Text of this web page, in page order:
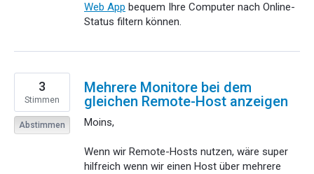
Web App bequem Ihre Computer nach Online-
Status filtern können.
Mehrere Monitore bei dem
gleichen Remote-Host anzeigen
Moins,
Wenn wir Remote-Hosts nutzen, wäre super
hilfreich wenn wir einen Host über mehrere
3
Stimmen
Abstimmen